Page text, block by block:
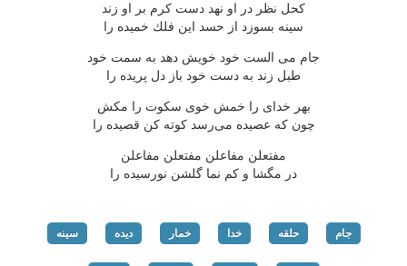
كحل نظر در او نهد دست كرم بر او زند
سینه بسوزد از حسد این فلك خمیده را
جام می الست خود خویش دهد به سمت خود
طبل زند به دست خود باز دل پریده را
بهر خدای را خمش خوی سكوت را مكش
چون كه عصیده می‌رسد كوته كن قصیده را
مفتعلن مفاعلن مفتعلن مفاعلن
در مگشا و كم نما گلشن نورسیده را
جام حلقه خدا خمار دیده سینه